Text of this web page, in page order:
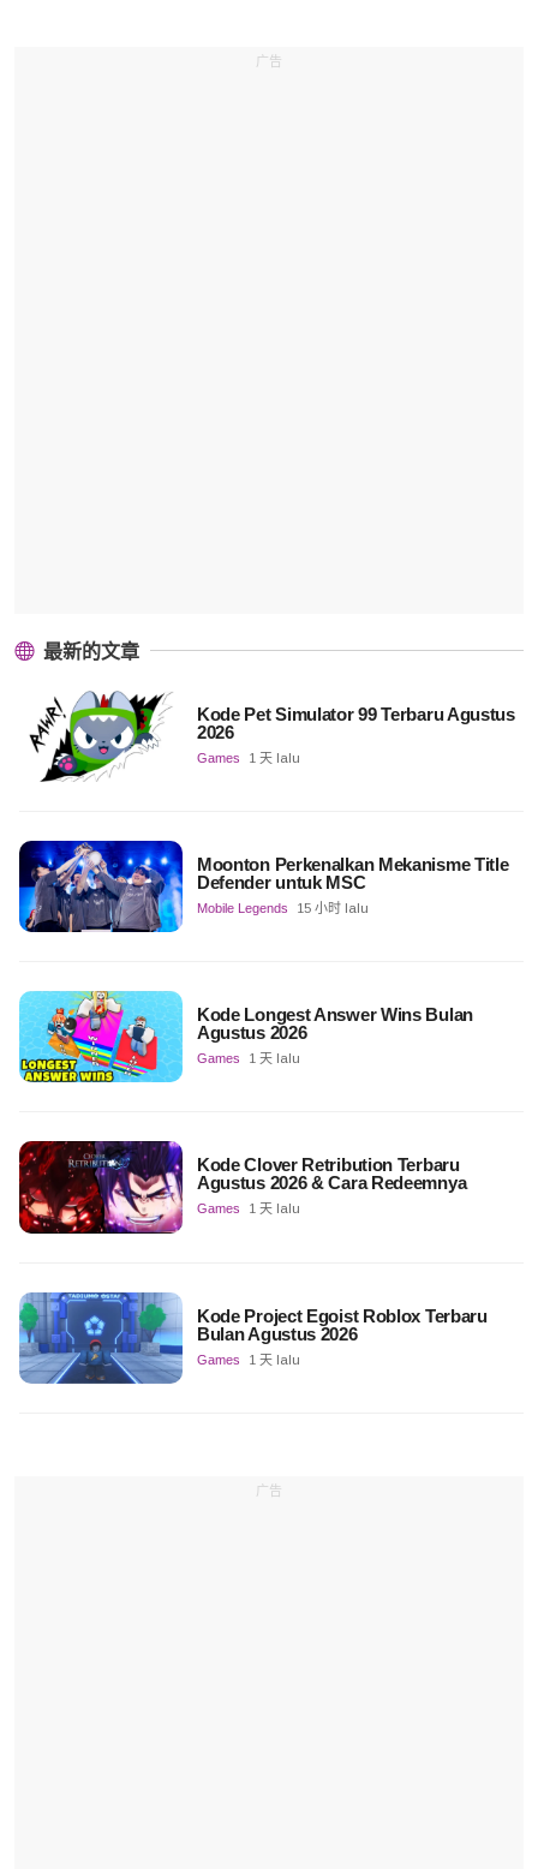
广告
最新的文章
Kode Pet Simulator 99 Terbaru Agustus
2026
Games 1 天 lalu
Moonton Perkenalkan Mekanisme Title
Defender untuk MSC
Mobile Legends 15 小时 lalu
Kode Longest Answer Wins Bulan
Agustus 2026
Games 1 天 lalu
Kode Clover Retribution Terbaru
Agustus 2026 & Cara Redeemnya
Games 1 天 lalu
Kode Project Egoist Roblox Terbaru
Bulan Agustus 2026
Games 1 天 lalu
广告